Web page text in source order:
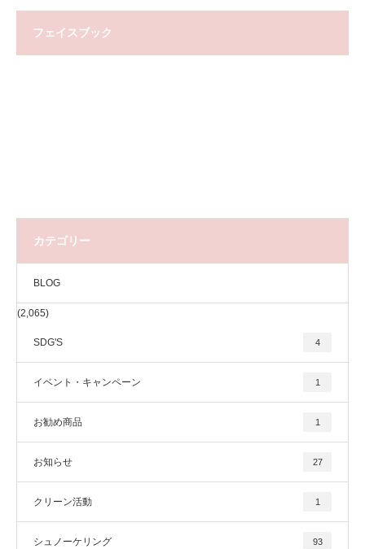
フェイスブック
カテゴリー
BLOG
(2,065)
SDG'S 4
イベント・キャンペーン 1
お勧め商品 1
お知らせ 27
クリーン活動 1
シュノーケリング 93